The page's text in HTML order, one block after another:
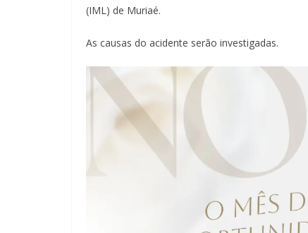
(IML) de Muriaé.
As causas do acidente serão investigadas.